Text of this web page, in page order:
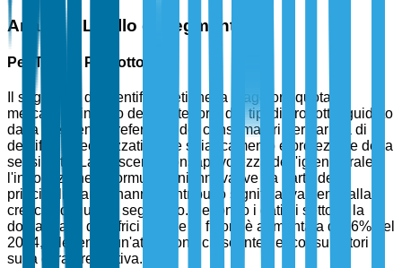
Analisi a Livello di Segmento
Per Tipo di Prodotto
Il segmento dei dentifrici detiene la maggiore quota di
mercato all'interno della categoria dei tipi di prodotto, guidato
dalla crescente preferenza dei consumatori per varietà di
dentifrici specializzati come sbiancamento e protezione della
sensibilità. La crescente consapevolezza dell'igiene orale e
l'introduzione di formulazioni innovative da parte dei
principali marchi hanno contribuito significativamente alla
crescita di questo segmento. Secondo i dati di settore, la
domanda di dentifrici a base di fluoro è aumentata del 6% nel
2024, riflettendo un'attenzione crescente dei consumatori
sulla cura preventiva.